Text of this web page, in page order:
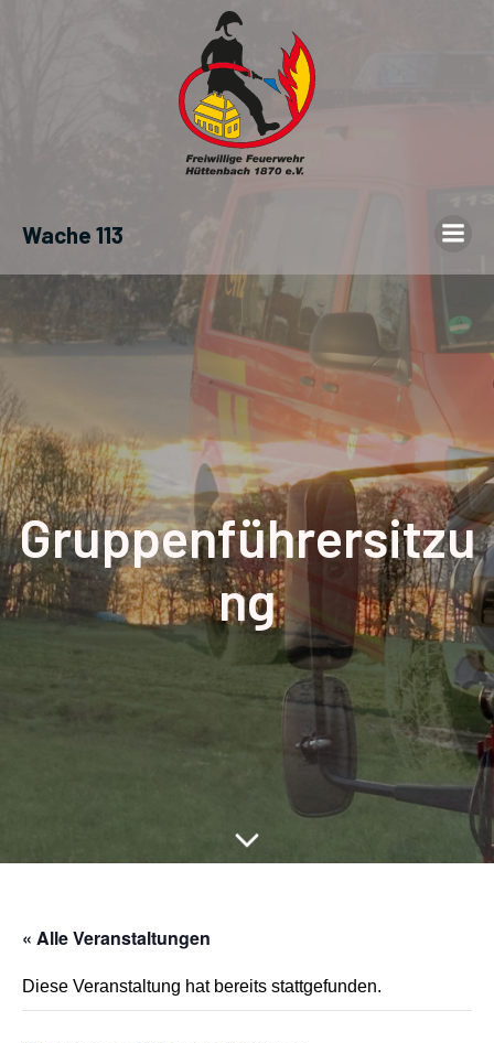
Wache 113
Gruppenführersitzu
ng
« Alle Veranstaltungen
Diese Veranstaltung hat bereits stattgefunden.